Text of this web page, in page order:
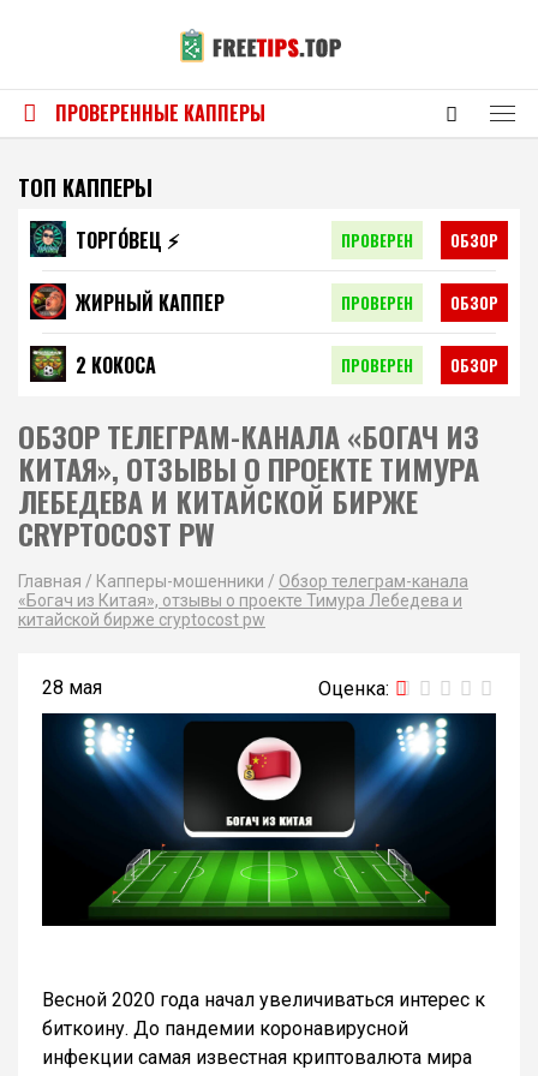
ПРОВЕРЕННЫЕ КАППЕРЫ
ТОП КАППЕРЫ
ТОРГО́ВЕЦ ⚡️ ПРОВЕРЕН ОБЗОР
ЖИРНЫЙ КАППЕР ПРОВЕРЕН ОБЗОР
2 КОКОСА ПРОВЕРЕН ОБЗОР
ОБЗОР ТЕЛЕГРАМ-КАНАЛА «БОГАЧ ИЗ
КИТАЯ», ОТЗЫВЫ О ПРОЕКТЕ ТИМУРА
ЛЕБЕДЕВА И КИТАЙСКОЙ БИРЖЕ
CRYPTOCOST PW
Главная / Капперы-мошенники / Обзор телеграм-канала
«Богач из Китая», отзывы о проекте Тимура Лебедева и
китайской бирже cryptocost pw
28 мая
Весной 2020 года начал увеличиваться интерес к
биткоину. До пандемии коронавирусной
инфекции самая известная криптовалюта мира